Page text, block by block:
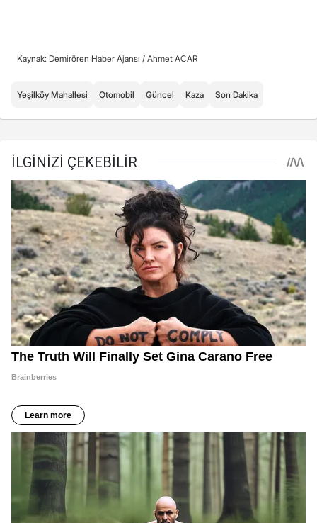
Kaynak: Demirören Haber Ajansı / Ahmet ACAR
Yeşilköy Mahallesi Otomobil Güncel Kaza Son Dakika